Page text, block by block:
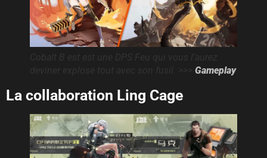
Gameplay
La collaboration Ling Cage